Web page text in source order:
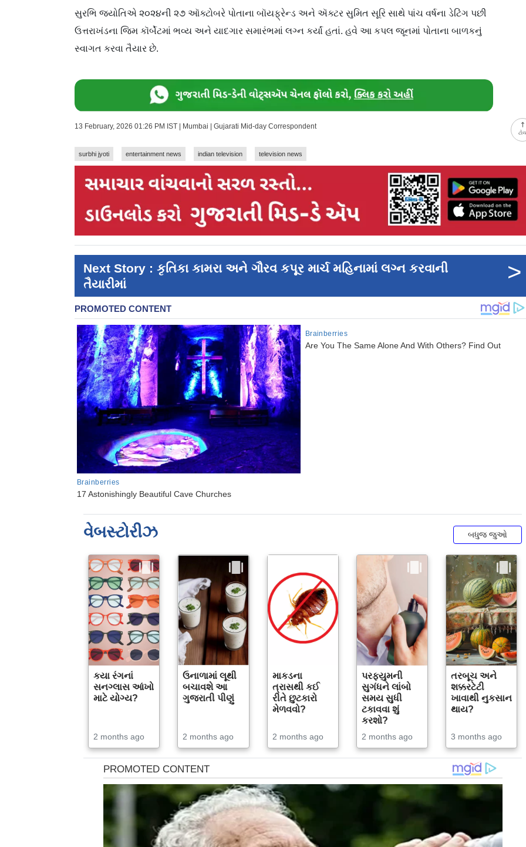
સુરભિ જ્યોતિએ ૨૦૨૪ની ૨૭ ઑક્ટોબરે પોતાના બૉયફ્રેન્ડ અને ઍક્ટર સુમિત સૂરિ સાથે પાંચ વર્ષના ડેટિંગ પછી
ઉત્તરાખંડના જિમ કૉર્બેટમાં ભવ્ય અને યાદગાર સમારંભમાં લગ્ન કર્યાં હતાં. હવે આ કપલ જૂનમાં પોતાના બાળકનું
સ્વાગત કરવા તૈયાર છે.
13 February, 2026 01:26 PM IST | Mumbai | Gujarati Mid-day Correspondent
surbhi jyoti entertainment news indian television television news
Next Story : કૃતિકા કામરા અને ગૌરવ કપૂર માર્ચ મહિનામાં લગ્ન કરવાની
તૈયારીમાં
>
વેબસ્ટોરીઝ બધુજ જુઓ
કયા રંગનાં
સનગ્લાસ આંખો
માટે યોગ્ય?
2 months ago
ઉનાળામાં લૂથી
બચાવશે આ
ગુજરાતી પીણું
2 months ago
માકડના
ત્રાસથી કઈ
રીતે છુટકારો
મેળવવો?
2 months ago
પરફ્યુમની
સુગંધને લાંબો
સમય સુધી
ટકાવવા શું
કરશો?
2 months ago
તરબૂચ અને
શક્કરટેટી
ખાવાથી નુકસાન
થાય?
3 months ago